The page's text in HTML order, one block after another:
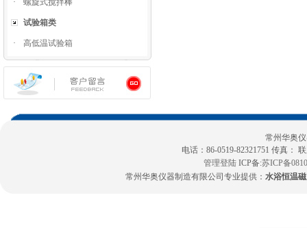
· 螺旋式搅拌棒
试验箱类
· 高低温试验箱
常州华奥
电话：86-0519-82321751 传真：
管理登陆 ICP备:苏ICP备
常州华奥仪器制造有限公司专业提供： 水浴恒温